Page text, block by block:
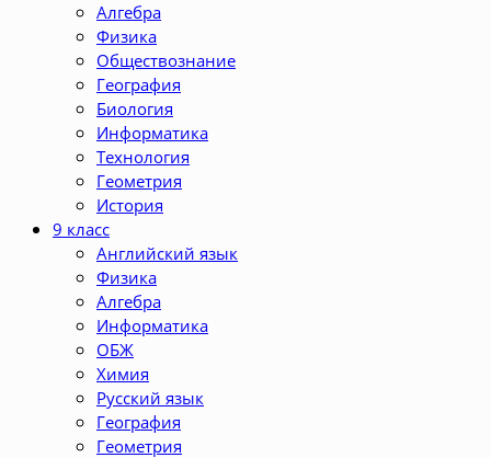
Алгебра
Физика
Обществознание
География
Биология
Информатика
Технология
Геометрия
История
9 класс
Английский язык
Физика
Алгебра
Информатика
ОБЖ
Химия
Русский язык
География
Геометрия